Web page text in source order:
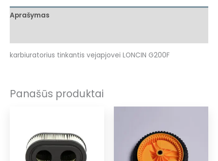
Aprašymas
karbiuratorius tinkantis vejapjovei LONCIN G200F
Panašūs produktai